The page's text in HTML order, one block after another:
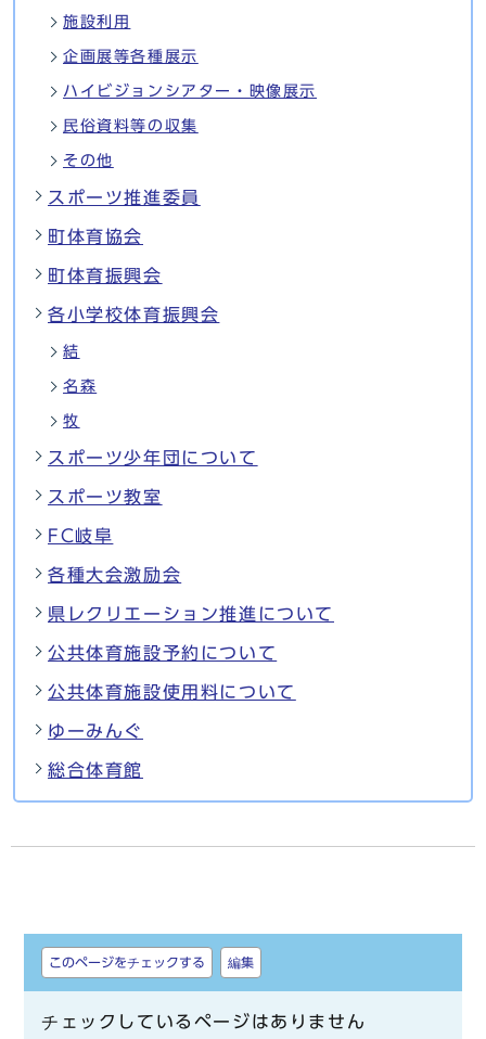
施設利用
企画展等各種展示
ハイビジョンシアター・映像展示
民俗資料等の収集
その他
スポーツ推進委員
町体育協会
町体育振興会
各小学校体育振興会
結
名森
牧
スポーツ少年団について
スポーツ教室
FC岐阜
各種大会激励会
県レクリエーション推進について
公共体育施設予約について
公共体育施設使用料について
ゆーみんぐ
総合体育館
しおり
このページをチェックする 編集
チェックしているページはありません